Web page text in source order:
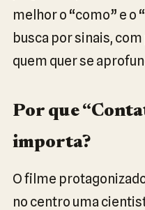
melhor o “como” e o
busca por sinais,
quem quer se
Por que
importa?
O filme
no centro uma